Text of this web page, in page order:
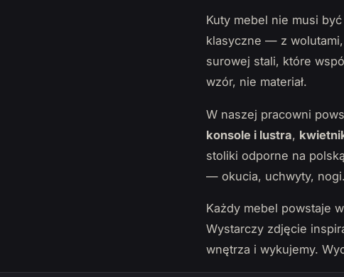
Kuty mebel nie musi
klasyczne — z
surowej stali, które
wzór, nie materiał.
W naszej pracowni
konsole i lustra,
stoliki odporne na
— okucia, uchwyty, nogi.
Każdy mebel powstaje
Wystarczy zdjęcie
wnętrza i wykujemy.